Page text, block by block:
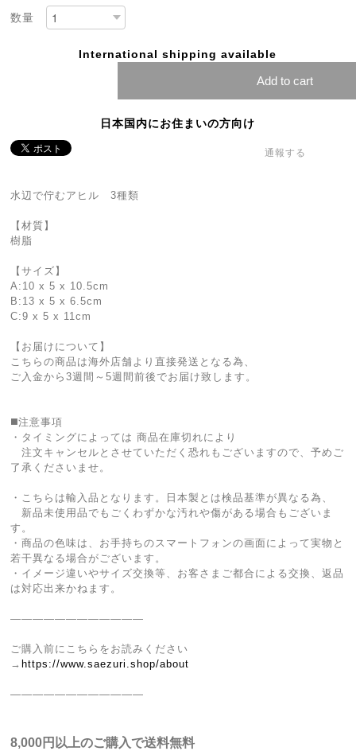
数量
International shipping available
Add to cart
日本国内にお住まいの方向け
通報する
水辺で佇むアヒル 3種類
【材質】
樹脂
【サイズ】
A:10 x 5 x 10.5cm
B:13 x 5 x 6.5cm
C:9 x 5 x 11cm
【お届けについて】
こちらの商品は海外店舗より直接発送となる為、
ご入金から3週間～5週間前後でお届け致します。
◼️注意事項
・タイミングによっては 商品在庫切れにより
注文キャンセルとさせていただく恐れもございますので、予めご
了承くださいませ。
・こちらは輸入品となります。日本製とは検品基準が異なる為、
新品未使用品でもごくわずかな汚れや傷がある場合もございま
す。
・商品の色味は、お手持ちのスマートフォンの画面によって実物と
若干異なる場合がございます。
・イメージ違いやサイズ交換等、お客さまご都合による交換、返品
は対応出来かねます。
————————————
ご購入前にこちらをお読みください
→ https://www.saezuri.shop/about
————————————
8,000円以上のご購入で送料無料